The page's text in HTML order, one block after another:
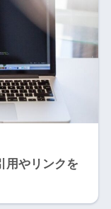
用やリンクを